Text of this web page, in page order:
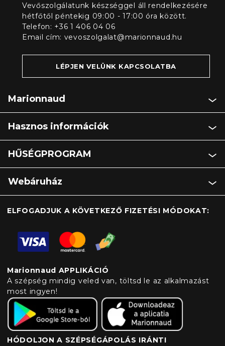
Vevőszolgálatunk készséggel áll rendelkezésére
hétfőtől péntekig 09:00 - 17:00 óra között.
Telefon: +36 1 406 04 06
Email cím: vevoszolgalat@marionnaud.hu
LÉPJEN VELÜNK KAPCSOLATBA
Marionnaud
Hasznos információk
HŰSÉGPROGRAM
Webáruház
ELFOGADJUK A KÖVETKEZŐ FIZETÉSI MÓDOKAT:
Marionnaud APPLIKÁCIÓ
A szépség mindig veled van, töltsd le az alkalmazást
most ingyen!
HÓDOLJON A SZÉPSÉGÁPOLÁS IRÁNTI